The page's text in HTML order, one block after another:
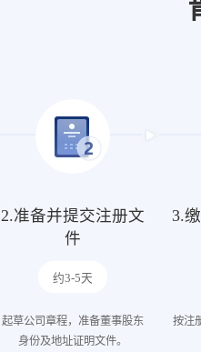
2.准备并提交注册文
件
约3-5天
起草公司章程，准备董事股东
身份及地址证明文件。
3.
按注